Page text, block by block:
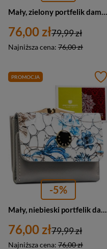
76,00 zł
Najniższa cena: 76,00 zł
79,99 zł
PROMOCJA
-5%
Mały, niebieski portfelik damski ze skóry naturalnej w kwiaty - Peterson
76,00 zł
Najniższa cena: 76,00 zł
79,99 zł